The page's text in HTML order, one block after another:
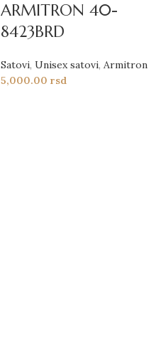
ARMITRON 40-
8423BRD
Satovi, Unisex satovi, Armitron
5,000.00 rsd